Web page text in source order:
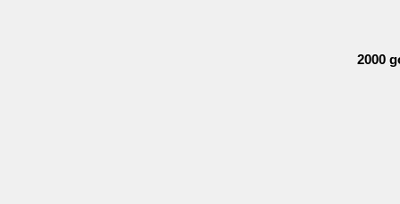
2000